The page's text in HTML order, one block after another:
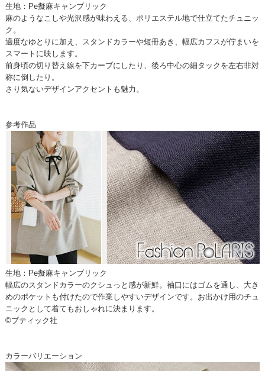
生地：Pe擬麻キャンブリック
麻のようなこしや光沢感が味わえる、ポリエステル地で仕立てたチュニッ
ク。
適度なゆとりに加え、スタンドカラーや短冊あき、幅広カフスが佇まいを
スマートに映します。
前身頃の切り替え線を下カーブにしたり、後ろ中心の細タックを左右非対
称に倒したり。
さり気ないデザインアクセントも魅力。
参考作品
生地：Pe擬麻キャンブリック
幅広のスタンドカラーのクシュっと感が新鮮。袖口にはゴムを通し、大き
めのポケットも付けたので作業しやすいデザインです。お出かけ用のチュ
ニックとして着てもおしゃれに決まります。
©ブティック社
カラーバリエーション